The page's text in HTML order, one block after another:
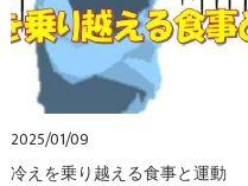
2025/01/09
冷えを乗り越える食事と運動